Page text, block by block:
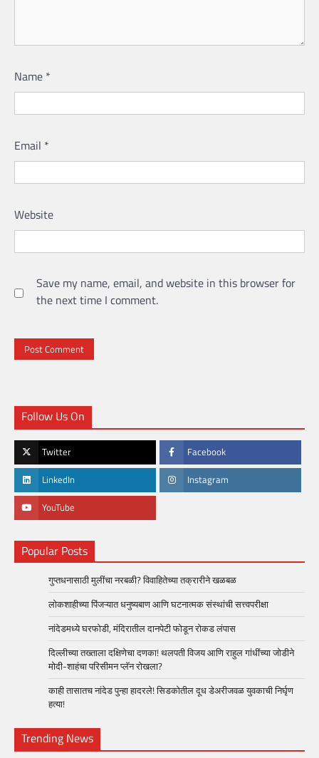
Name *
Email *
Website
Save my name, email, and website in this browser for
the next time I comment.
Follow Us On
Twitter Facebook
LinkedIn Instagram
YouTube
Popular Posts
गुप्तधनासाठी मुलींचा नरबळी? विवाहितेच्या तक्रारीने खळबळ
लोकशाहीच्या पिंजऱ्यात धनुष्यबाण आणि घटनात्मक संस्थांची सत्त्वपरीक्षा
नांदेडमध्ये घरफोडी, मंदिरातील दानपेटी फोडून रोकड लंपास
दिल्लीच्या तख्ताला दक्षिणेचा दणका! थलपती विजय आणि राहुल गांधींच्या जोडीने
मोदी-शाहंचा परिसीमन प्लॅन रोखला?
काही तासातच नांदेड पुन्हा हादरले! सिडकोतील दूध डेअरीजवळ युवकाची निर्घृण
हत्या!
Trending News